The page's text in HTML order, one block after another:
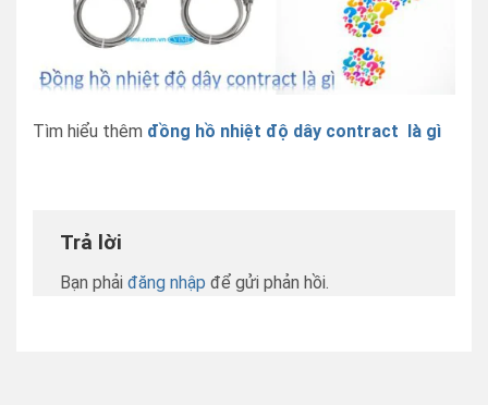
Tìm hiểu thêm đồng hồ nhiệt độ dây contract là gì
Trả lời
Bạn phải đăng nhập để gửi phản hồi.